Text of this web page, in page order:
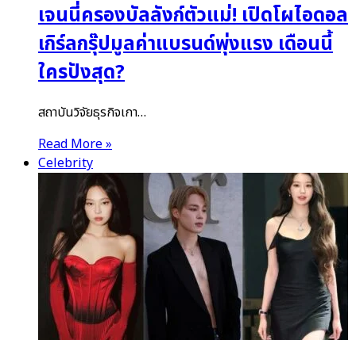
เจนนี่ครองบัลลังก์ตัวแม่! เปิดโผไอดอล
เกิร์ลกรุ๊ปมูลค่าแบรนด์พุ่งแรง เดือนนี้
ใครปังสุด?
สถาบันวิจัยธุรกิจเกา…
Read More »
Celebrity